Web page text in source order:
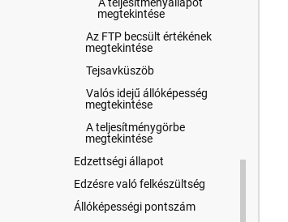
megtekintése
Az FTP becsült értékének
megtekintése
Tejsavküszöb
Valós idejű állóképesség
megtekintése
A teljesítménygörbe
megtekintése
Edzettségi állapot
Edzésre való felkészültség
Állóképességi pontszám